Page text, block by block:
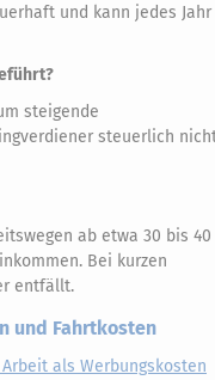
und kann jedes Jahr
steigende
steuerlich
ab etwa 30 bis 40
Bei kurzen
entfällt.
und Fahrtkosten
als Werbungskosten